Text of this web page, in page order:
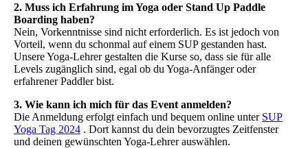
2. Muss ich Erfahrung im Yoga oder Stand Up Paddle
Boarding haben?
Nein, Vorkenntnisse sind nicht erforderlich. Es ist jedoch von
Vorteil, wenn du schonmal auf einem SUP gestanden hast.
Unsere Yoga-Lehrer gestalten die Kurse so, dass sie für alle
Levels zugänglich sind, egal ob du Yoga-Anfänger oder
erfahrener Paddler bist.
3. Wie kann ich mich für das Event anmelden?
Die Anmeldung erfolgt einfach und bequem online unter SUP
Yoga Tag 2024 . Dort kannst du dein bevorzugtes Zeitfenster
und deinen gewünschten Yoga-Lehrer auswählen.